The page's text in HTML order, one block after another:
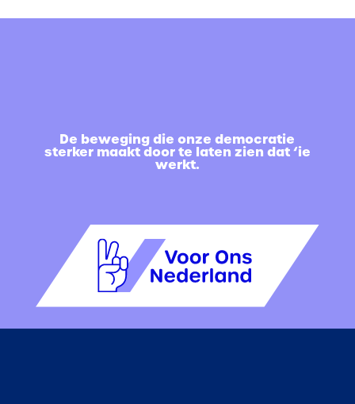
De beweging die onze democratie
sterker maakt door te laten zien dat ‘ie
werkt.